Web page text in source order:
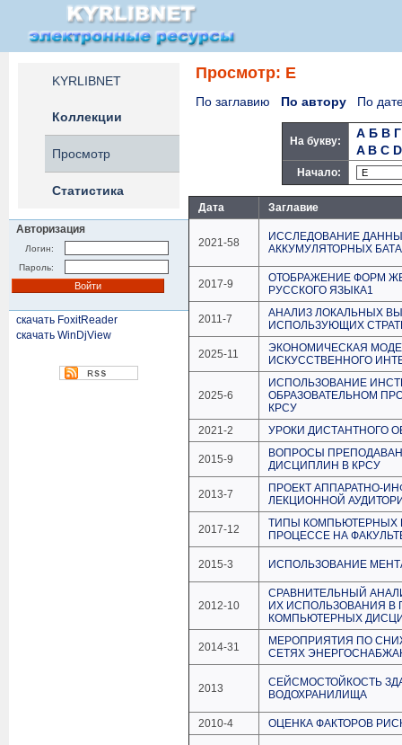
KYRLIBNET
Коллекции
Просмотр
Статистика
Авторизация
Логин:
Пароль:
скачать FoxitReader
скачать WinDjView
Просмотр: Е
По заглавию По автору По
На букву:
А Б В Г
A B C D
Начало:
Дата Заглавие
2021-58
ИССЛЕДОВАНИЕ
АККУМУЛЯТОРНЫХ
2017-9
ОТОБРАЖЕНИЕ ФОРМ
РУССКОГО ЯЗЫКА1
2011-7
АНАЛИЗ ЛОКАЛЬНЫХ
ИСПОЛЬЗУЮЩИХ
2025-11
ЭКОНОМИЧЕСКАЯ
ИСКУССТВЕННОГО
2025-6
ИСПОЛЬЗОВАНИЕ
ОБРАЗОВАТЕЛЬНОМ
КРСУ
2021-2
УРОКИ ДИСТАНТНОГО
2015-9
ВОПРОСЫ
ДИСЦИПЛИН В КРСУ
2013-7
ПРОЕКТ АППАРАТНО-
ЛЕКЦИОННОЙ
2017-12
ТИПЫ КОМПЬЮТЕРНЫХ
ПРОЦЕССЕ НА
2015-3 ИСПОЛЬЗОВАНИЕ
2012-10
СРАВНИТЕЛЬНЫЙ
ИХ ИСПОЛЬЗОВАНИЯ В
КОМПЬЮТЕРНЫХ
2014-31
МЕРОПРИЯТИЯ ПО
СЕТЯХ
2013
СЕЙСМОСТОЙКОСТЬ
ВОДОХРАНИЛИЩА
2010-4 ОЦЕНКА ФАКТОРОВ